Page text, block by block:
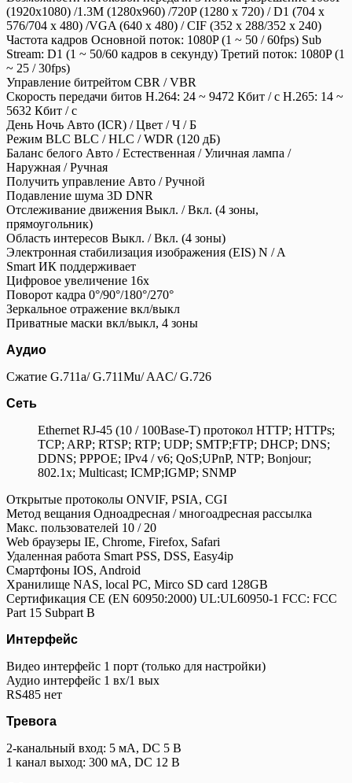
(1920x1080) /1.3M (1280x960) /720P (1280 x 720) / D1 (704 х
576/704 x 480) /VGA (640 x 480) / CIF (352 x 288/352 x 240)
Частота кадров Основной поток: 1080P (1 ~ 50 / 60fps) Sub
Stream: D1 (1 ~ 50/60 кадров в секунду) Третий поток: 1080P (1
~ 25 / 30fps)
Управление битрейтом CBR / VBR
Скорость передачи битов H.264: 24 ~ 9472 Кбит / с H.265: 14 ~
5632 Кбит / с
День Ночь Авто (ICR) / Цвет / Ч / Б
Режим BLC BLC / HLC / WDR (120 дБ)
Баланс белого Авто / Естественная / Уличная лампа /
Наружная / Ручная
Получить управление Авто / Ручной
Подавление шума 3D DNR
Отслеживание движения Выкл. / Вкл. (4 зоны,
прямоугольник)
Область интересов Выкл. / Вкл. (4 зоны)
Электронная стабилизация изображения (EIS) N / A
Smart ИК поддерживает
Цифровое увеличение 16х
Поворот кадра 0°/90°/180°/270°
Зеркальное отражение вкл/выкл
Приватные маски вкл/выкл, 4 зоны
Аудио
Сжатие G.711a/ G.711Mu/ AAC/ G.726
Сеть
Ethernet RJ-45 (10 / 100Base-T) протокол HTTP; HTTPs;
TCP; ARP; RTSP; RTP; UDP; SMTP;FTP; DHCP; DNS;
DDNS; PPPOE; IPv4 / v6; QoS;UPnP, NTP; Bonjour;
802.1x; Multicast; ICMP;IGMP; SNMP
Открытые протоколы ONVIF, PSIA, CGI
Метод вещания Одноадресная / многоадресная рассылка
Макс. пользователей 10 / 20
Web браузеры IE, Chrome, Firefox, Safari
Удаленная работа Smart PSS, DSS, Easy4ip
Смартфоны IOS, Android
Хранилище NAS, local PC, Mirco SD card 128GB
Сертификация CE (EN 60950:2000) UL:UL60950-1 FCC: FCC
Part 15 Subpart B
Интерфейс
Видео интерфейс 1 порт (только для настройки)
Аудио интерфейс 1 вх/1 вых
RS485 нет
Тревога
2-канальный вход: 5 мА, DC 5 В
1 канал выход: 300 мА, DC 12 B